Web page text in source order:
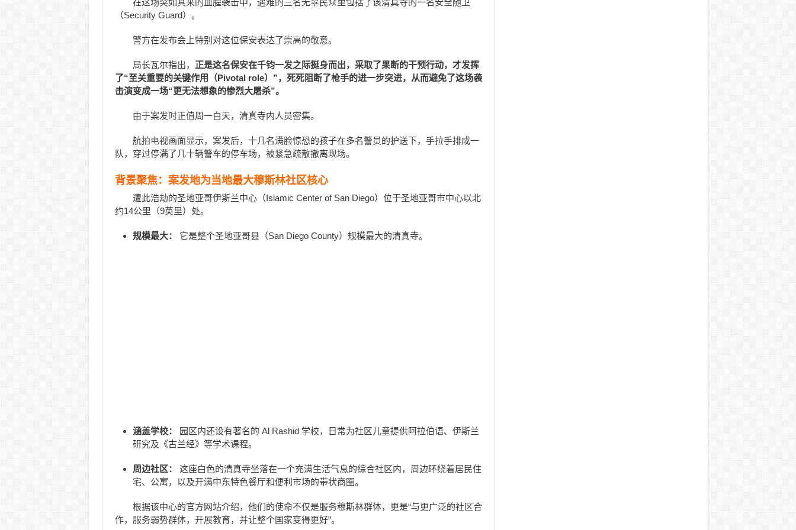
在这场突如其来的血腥袭击中，遇难的三名无辜民众里包括了该清真寺的一名安全随卫
（Security Guard）。
警方在发布会上特别对这位保安表达了崇高的敬意。
局长瓦尔指出， 正是这名保安在千钧一发之际挺身而出，采取了果断的干预行动，才发挥
了“至关重要的关键作用（Pivotal role）”，死死阻断了枪手的进一步突进，从而避免了这场袭
击演变成一场“更无法想象的惨烈大屠杀”。
由于案发时正值周一白天，清真寺内人员密集。
航拍电视画面显示，案发后，十几名满脸惊恐的孩子在多名警员的护送下，手拉手排成一
队，穿过停满了几十辆警车的停车场，被紧急疏散撤离现场。
背景聚焦：案发地为当地最大穆斯林社区核心
遭此浩劫的圣地亚哥伊斯兰中心（Islamic Center of San Diego）位于圣地亚哥市中心以北
约14公里（9英里）处。
规模最大： 它是整个圣地亚哥县（San Diego County）规模最大的清真寺。
涵盖学校：
园区内还设有著名的 Al Rashid 学校，日常为社区儿童提供阿拉伯语、伊斯兰
研究及《古兰经》等学术课程。
周边社区：
这座白色的清真寺坐落在一个充满生活气息的综合社区内，周边环绕着居民住
宅、公寓，以及开满中东特色餐厅和便利市场的带状商圈。
根据该中心的官方网站介绍，他们的使命不仅是服务穆斯林群体，更是“与更广泛的社区合
作，服务弱势群体，开展教育，并让整个国家变得更好”。